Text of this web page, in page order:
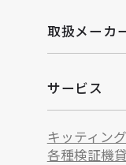
取扱メーカ
サービス
キッティング
各種検証機